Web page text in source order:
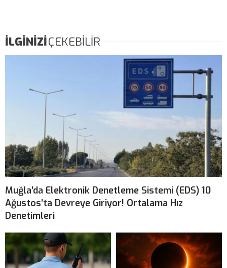
İLGİNİZİÇEKEBİLİR
Muğla’da Elektronik Denetleme Sistemi (EDS) 10
Ağustos’ta Devreye Giriyor! Ortalama Hız
Denetimleri